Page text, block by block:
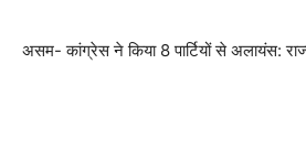
असम- कांग्रेस ने किया 8 पार्टियों से अलायंस: